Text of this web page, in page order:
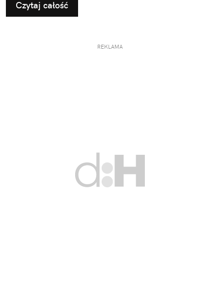
Czytaj całość
REKLAMA